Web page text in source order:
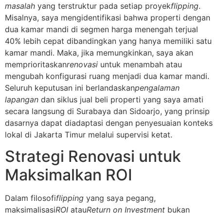
masalah yang terstruktur pada setiap proyekflipping.
Misalnya, saya mengidentifikasi bahwa properti dengan
dua kamar mandi di segmen harga menengah terjual
40% lebih cepat dibandingkan yang hanya memiliki satu
kamar mandi. Maka, jika memungkinkan, saya akan
memprioritaskanrenovasi untuk menambah atau
mengubah konfigurasi ruang menjadi dua kamar mandi.
Seluruh keputusan ini berlandaskanpengalaman
lapangan dan siklus jual beli properti yang saya amati
secara langsung di Surabaya dan Sidoarjo, yang prinsip
dasarnya dapat diadaptasi dengan penyesuaian konteks
lokal di Jakarta Timur melalui supervisi ketat.
Strategi Renovasi untuk
Maksimalkan ROI
Dalam filosofiflipping yang saya pegang,
maksimalisasiROI atauReturn on Investment bukan